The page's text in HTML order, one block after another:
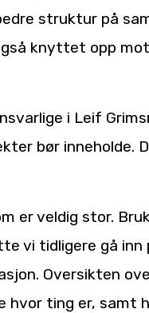
struktur på
knyttet opp
i Leif
bør inneholde.
er veldig stor.
vi tidligere gå inn
Oversikten
hvor ting er, samt